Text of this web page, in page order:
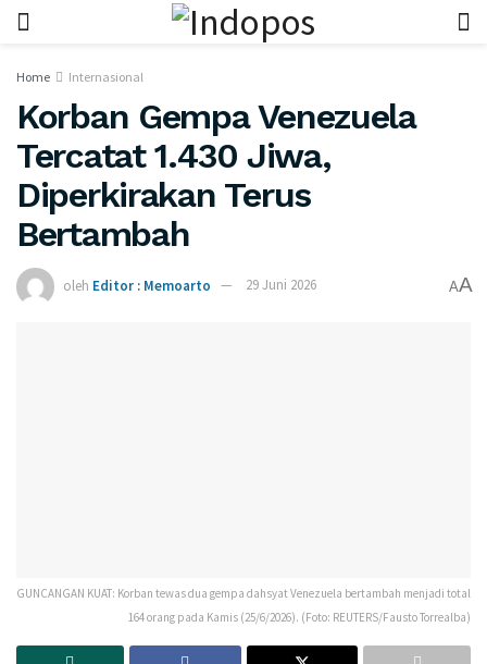
Home Internasional
Korban Gempa Venezuela
Tercatat 1.430 Jiwa,
Diperkirakan Terus
Bertambah
oleh Editor : Memoarto 29 Juni 2026 AA
GUNCANGAN KUAT: Korban tewas dua gempa dahsyat Venezuela bertambah menjadi total
164 orang pada Kamis (25/6/2026). (Foto: REUTERS/Fausto Torrealba)